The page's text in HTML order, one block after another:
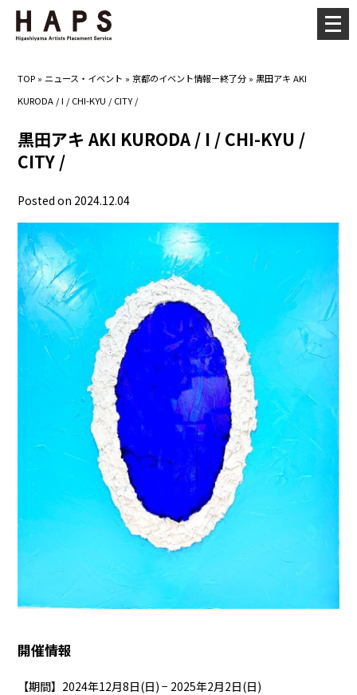
TOP » ニュース・イベント »京都のイベント情報ー終了分 »黒田アキ AKI
KURODA / I / CHI-KYU / CITY /
黒田アキ AKI KURODA / I / CHI-KYU /
CITY /
Posted on 2024.12.04
開催情報
【期間】2024年12月8日(日) − 2025年2月2日(日)
メ
ニ